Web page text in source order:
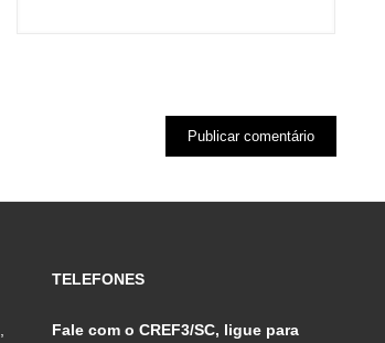
TELEFONES
Fale com o CREF3/SC, ligue para